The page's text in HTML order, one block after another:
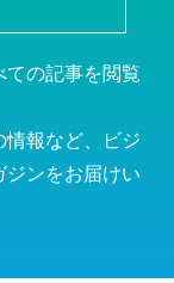
ての記事を閲覧
情報など、ビジ
ジンをお届けい